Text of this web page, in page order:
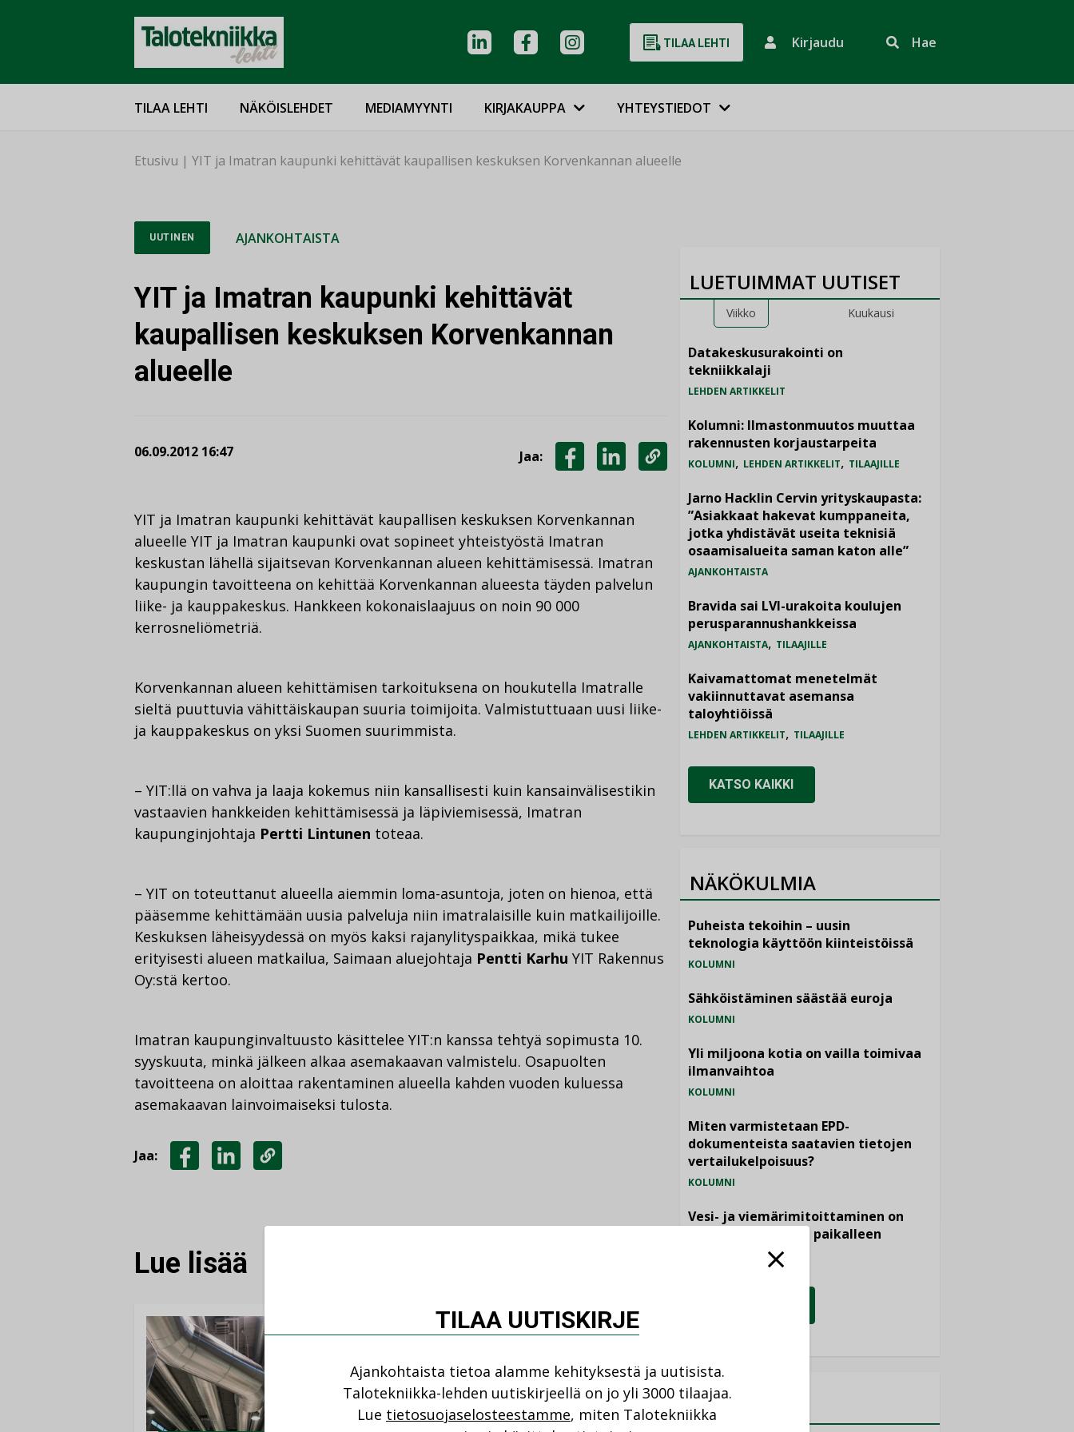
TILAA LEHTI Kirjaudu Hae
TILAA LEHTI NÄKÖISLEHDET MEDIAMYYNTI KIRJAKAUPPA YHTEYSTIEDOT
Etusivu | YIT ja Imatran kaupunki kehittävät kaupallisen keskuksen Korvenkannan alueelle
UUTINEN AJANKOHTAISTA
YIT ja Imatran kaupunki kehittävät
kaupallisen keskuksen Korvenkannan
alueelle
06.09.2012 16:47 Jaa:
LINKEDINISSÄ
LINKKI
YIT ja Imatran kaupunki kehittävät kaupallisen keskuksen Korvenkannan
alueelle YIT ja Imatran kaupunki ovat sopineet yhteistyöstä Imatran
keskustan lähellä sijaitsevan Korvenkannan alueen kehittämisessä. Imatran
kaupungin tavoitteena on kehittää Korvenkannan alueesta täyden palvelun
liike- ja kauppakeskus. Hankkeen kokonaislaajuus on noin 90 000
kerrosneliömetriä.
Korvenkannan alueen kehittämisen tarkoituksena on houkutella Imatralle
sieltä puuttuvia vähittäiskaupan suuria toimijoita. Valmistuttuaan uusi liike-
ja kauppakeskus on yksi Suomen suurimmista.
– YIT:llä on vahva ja laaja kokemus niin kansallisesti kuin kansainvälisestikin
vastaavien hankkeiden kehittämisessä ja läpiviemisessä, Imatran
kaupunginjohtaja Pertti Lintunen toteaa.
– YIT on toteuttanut alueella aiemmin loma-asuntoja, joten on hienoa, että
pääsemme kehittämään uusia palveluja niin imatralaisille kuin matkailijoille.
Keskuksen läheisyydessä on myös kaksi rajanylityspaikkaa, mikä tukee
erityisesti alueen matkailua, Saimaan aluejohtaja Pentti Karhu YIT Rakennus
Oy:stä kertoo.
Imatran kaupunginvaltuusto käsittelee YIT:n kanssa tehtyä sopimusta 10.
syyskuuta, minkä jälkeen alkaa asemakaavan valmistelu. Osapuolten
tavoitteena on aloittaa rakentaminen alueella kahden vuoden kuluessa
asemakaavan lainvoimaiseksi tulosta.
Jaa:
Lue lisää
LUETUIMMAT UUTISET
Viikko Kuukausi
Datakeskusurakointi on
tekniikkalaji
LEHDEN ARTIKKELIT
Kolumni: Ilmastonmuutos muuttaa
rakennusten korjaustarpeita
KOLUMNI, LEHDEN ARTIKKELIT, TILAAJILLE
Jarno Hacklin Cervin yrityskaupasta:
”Asiakkaat hakevat kumppaneita,
jotka yhdistävät useita teknisiä
osaamisalueita saman katon alle”
AJANKOHTAISTA
Bravida sai LVI-urakoita koulujen
perusparannushankkeissa
AJANKOHTAISTA, TILAAJILLE
Kaivamattomat menetelmät
vakiinnuttavat asemansa
taloyhtiöissä
LEHDEN ARTIKKELIT, TILAAJILLE
KATSO KAIKKI
NÄKÖKULMIA
Puheista tekoihin – uusin
teknologia käyttöön kiinteistöissä
KOLUMNI
Sähköistäminen säästää euroja
KOLUMNI
Yli miljoona kotia on vailla toimivaa
ilmanvaihtoa
KOLUMNI
Miten varmistetaan EPD-
dokumenteista saatavien tietojen
vertailukelpoisuus?
KOLUMNI
Vesi- ja viemärimitoittaminen on
jämähtänyt ajassa paikalleen
NIMITYKSET
TILAA UUTISKIRJE
Ajankohtaista tietoa alamme kehityksestä ja uutisista.
Talotekniikka-lehden uutiskirjeellä on jo yli 3000 tilaajaa.
Lue tietosuojaselosteestamme, miten Talotekniikka